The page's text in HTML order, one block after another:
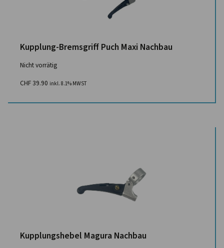
Kupplung-Bremsgriff Puch Maxi Nachbau
Nicht vorrätig
CHF39.90 inkl. 8.1% MWST
Kupplungshebel Magura Nachbau